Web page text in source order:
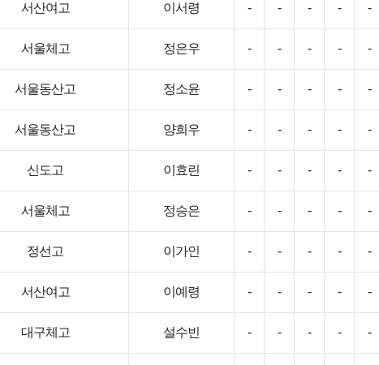
서산여고 이서령 - - - - -
서울체고 정은우 - - - - -
서울동산고 정소윤 - - - - -
서울동산고 양희우 - - - - -
신도고 이효린 - - - - -
서울체고 정승은 - - - - -
정선고 이가인 - - - - -
서산여고 이예령 - - - - -
대구체고 설수빈 - - - - -